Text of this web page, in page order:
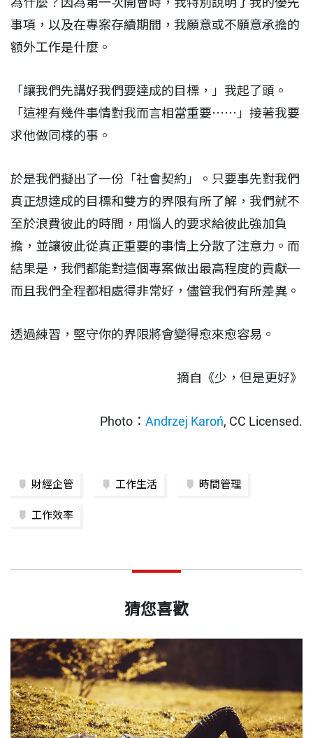
事項，以及在專案存續期間，我願意或不願意承擔的
額外工作是什麼。
「讓我們先講好我們要達成的目標，」我起了頭。
「這裡有幾件事情對我而言相當重要⋯⋯」接著我要
求他做同樣的事。
於是我們擬出了一份「社會契約」。只要事先對我們
真正想達成的目標和雙方的界限有所了解，我們就不
至於浪費彼此的時間，用惱人的要求給彼此強加負
擔，並讓彼此從真正重要的事情上分散了注意力。而
結果是，我們都能對這個專案做出最高程度的貢獻─
而且我們全程都相處得非常好，儘管我們有所差異。
透過練習，堅守你的界限將會變得愈來愈容易。
摘自《少，但是更好》
Photo： Andrzej Karoń, CC Licensed.
財經企管 工作生活 時間管理
工作效率
猜您喜歡